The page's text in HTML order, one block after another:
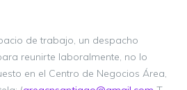
de trabajo, un despacho
reunirte laboralmente, no lo
en el Centro de Negocios Área,